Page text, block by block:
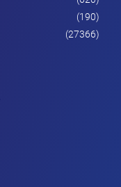
(190)
(27366)